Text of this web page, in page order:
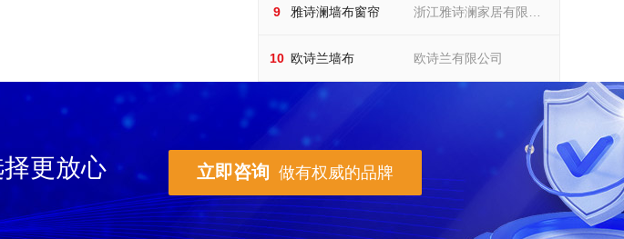
司
9 雅诗澜墙布窗帘 浙江雅诗澜家居有限公
司
浙江雅诗澜家居有限公司
10 欧诗兰墙布 欧诗兰有限公司
欧诗兰有限公司
更放心 立即咨询 做有权威的品牌